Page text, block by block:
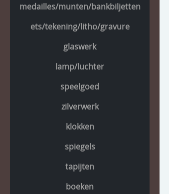
medailles/munten/bankbiljetten
ets/tekening/litho/gravure
glaswerk
lamp/luchter
speelgoed
zilverwerk
klokken
spiegels
tapijten
boeken